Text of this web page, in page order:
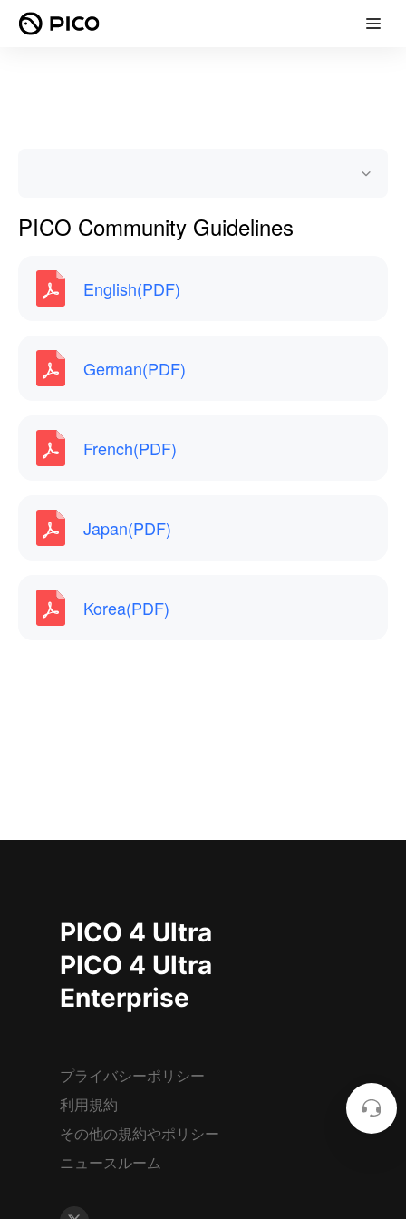
PICO Community Guidelines
English(PDF)
German(PDF)
French(PDF)
Japan(PDF)
Korea(PDF)
PICO 4 Ultra
PICO 4 Ultra
Enterprise
プライバシーポリシー
利用規約
その他の規約やポリシー
ニュースルーム